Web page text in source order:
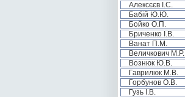
Алексєєв І.С.
Бабій Ю.Ю.
Бойко О.П.
Бриченко І.В.
Ванат П.М.
Величкович М.Р.
Вознюк Ю.В.
Гаврилюк М.В.
Горбунов О.В.
Гузь І.В.